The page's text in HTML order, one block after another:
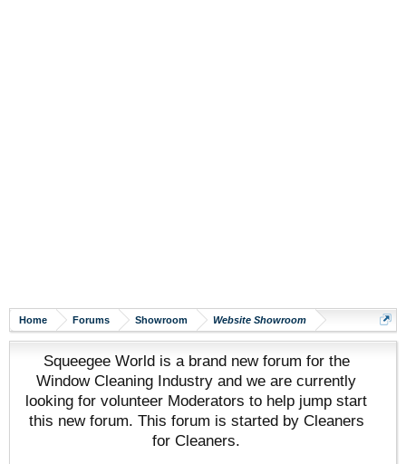
Home Forums Showroom Website Showroom
Squeegee World is a brand new forum for the
Window Cleaning Industry and we are currently
looking for volunteer Moderators to help jump start
this new forum. This forum is started by Cleaners
for Cleaners.